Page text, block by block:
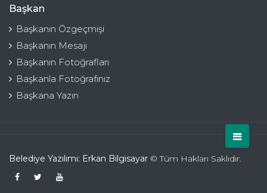
Başkan
Başkanın Özgeçmişi
Başkanın Mesajı
Başkanın Fotoğrafları
Başkanla Fotoğrafınız
Başkana Yazın
Belediye Yazılımı: Erkan Bilgisayar © Tüm Hakları Saklıdır.